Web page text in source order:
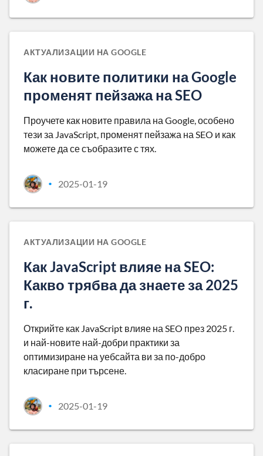
АКТУАЛИЗАЦИИ НА GOOGLE
Как новите политики на Google
променят пейзажа на SEO
Проучете как новите правила на Google, особено
тези за JavaScript, променят пейзажа на SEO и как
можете да се съобразите с тях.
• 2025-01-19
АКТУАЛИЗАЦИИ НА GOOGLE
Как JavaScript влияе на SEO:
Какво трябва да знаете за 2025
г.
Открийте как JavaScript влияе на SEO през 2025 г.
и най-новите най-добри практики за
оптимизиране на уебсайта ви за по-добро
класиране при търсене.
• 2025-01-19